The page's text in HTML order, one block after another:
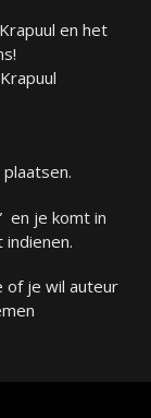
en het
en je komt in
of je wil auteur